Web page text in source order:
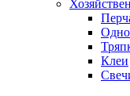
Клеи